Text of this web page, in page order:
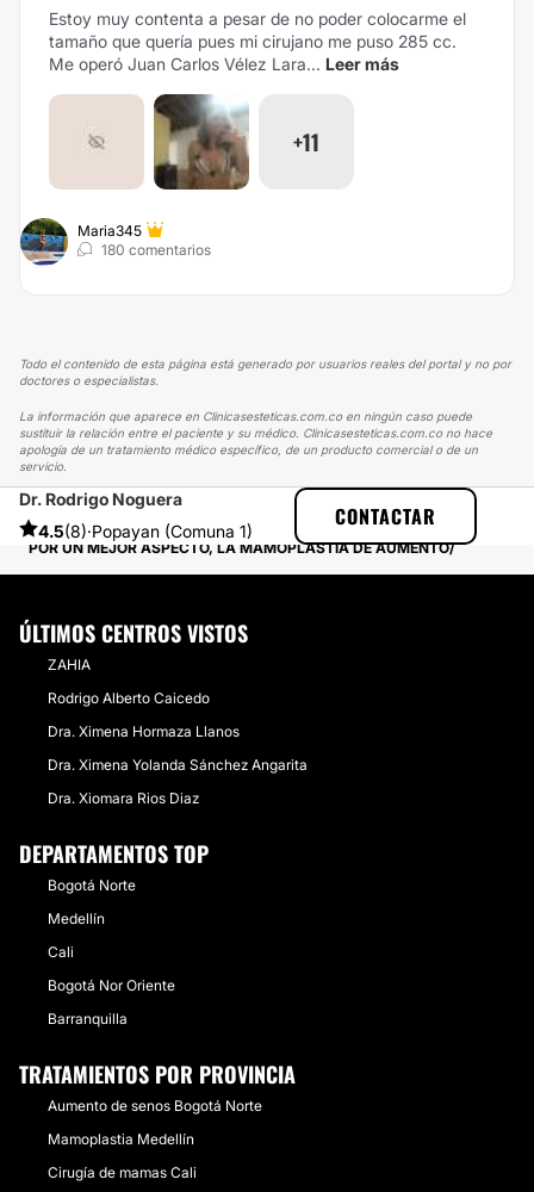
Estoy muy contenta a pesar de no poder colocarme el
tamaño que quería pues mi cirujano me puso 285 cc.
Me operó Juan Carlos Vélez Lara... Leer más
+11
Maria345
180 comentarios
Todo el contenido de esta página está generado por usuarios reales del portal y no por
doctores o especialistas.
La información que aparece en Clinicasesteticas.com.co en ningún caso puede
sustituir la relación entre el paciente y su médico. Clinicasesteticas.com.co no hace
apología de un tratamiento médico específico, de un producto comercial o de un
servicio.
Dr. Rodrigo Noguera
4.5(8)·Popayan (Comuna 1)
CONTACTAR
CLINICASESTETICAS
EXPERIENCIAS SOBRE MAMOPLASTIA DE AUMENTO
POR UN MEJOR ASPECTO, LA MAMOPLASTIA DE AUMENTO
ÚLTIMOS CENTROS VISTOS
ZAHIA
Rodrigo Alberto Caicedo
Dra. Ximena Hormaza Llanos
Dra. Ximena Yolanda Sánchez Angarita
Dra. Xiomara Rios Diaz
DEPARTAMENTOS TOP
Bogotá Norte
Medellín
Cali
Bogotá Nor Oriente
Barranquilla
TRATAMIENTOS POR PROVINCIA
Aumento de senos Bogotá Norte
Mamoplastia Medellín
Cirugía de mamas Cali